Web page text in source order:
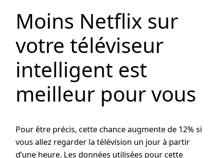
Moins Netflix sur
votre téléviseur
intelligent est
meilleur pour vous
Pour être précis, cette chance augmente de 12% si
vous allez regarder la télévision un jour à partir
d’une heure. Les données utilisées pour cette